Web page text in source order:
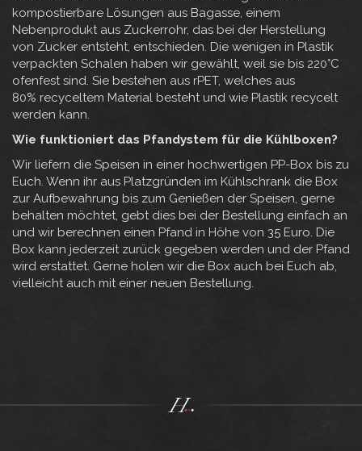
kompostierbare Lösungen aus Bagasse, einem
Nebenprodukt aus Zuckerrohr, das bei der Herstellung
von Zucker entsteht, entschieden. Die wenigen in Plastik
verpackten Schalen haben wir gewählt, weil sie bis 220°C
ofenfest sind. Sie bestehen aus rPET, welches aus
80% recyceltem Material besteht und wie Plastik recycelt
werden kann.
Wie funktioniert das Pfandystem für die Kühlboxen?
Wir liefern die Speisen in einer hochwertigen PP-Box bis zu
Euch. Wenn ihr aus Platzgründen im Kühlschrank die Box
zur Aufbewahrung bis zum Genießen der Speisen, gerne
behalten möchtet, gebt dies bei der Bestellung einfach an
und wir berechnen einen Pfand in Höhe von 35 Euro. Die
Box kann jederzeit zurück gegeben werden und der Pfand
wird erstattet. Gerne holen wir die Box auch bei Euch ab,
vielleicht auch mit einer neuen Bestellung.